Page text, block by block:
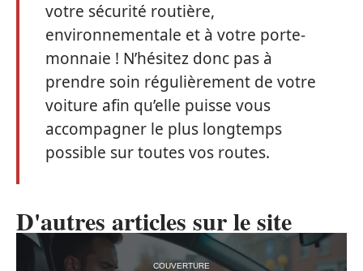
votre sécurité routière,
environnementale et à votre porte-
monnaie ! N’hésitez donc pas à
prendre soin régulièrement de votre
voiture afin qu’elle puisse vous
accompagner le plus longtemps
possible sur toutes vos routes.
D'autres articles sur le site
COUVERTURE